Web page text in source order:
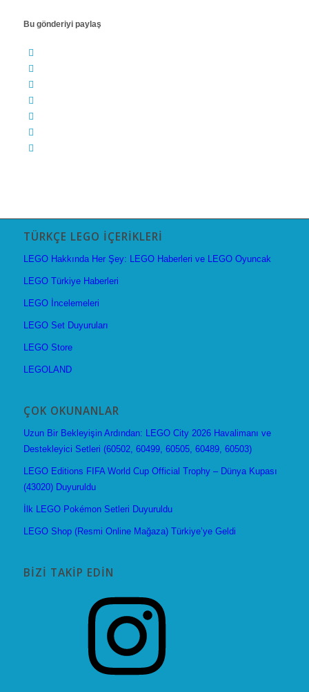
Bu gönderiyi paylaş
TÜRKÇE LEGO İÇERIKLERI
LEGO Hakkında Her Şey: LEGO Haberleri ve LEGO Oyuncak
LEGO Türkiye Haberleri
LEGO İncelemeleri
LEGO Set Duyuruları
LEGO Store
LEGOLAND
ÇOK OKUNANLAR
Uzun Bir Bekleyişin Ardından: LEGO City 2026 Havalimanı ve
Destekleyici Setleri (60502, 60499, 60505, 60489, 60503)
LEGO Editions FIFA World Cup Official Trophy – Dünya Kupası
(43020) Duyuruldu
İlk LEGO Pokémon Setleri Duyuruldu
LEGO Shop (Resmi Online Mağaza) Türkiye’ye Geldi
BIZI TAKIP EDIN